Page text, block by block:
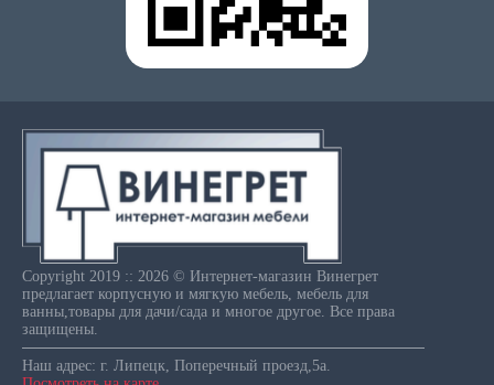
Copyright 2019 :: 2026 © Интернет-магазин Винегрет
предлагает корпусную и мягкую мебель, мебель для
ванны,товары для дачи/сада и многое другое. Все права
защищены.
Наш адрес: г. Липецк, Поперечный проезд,5а.